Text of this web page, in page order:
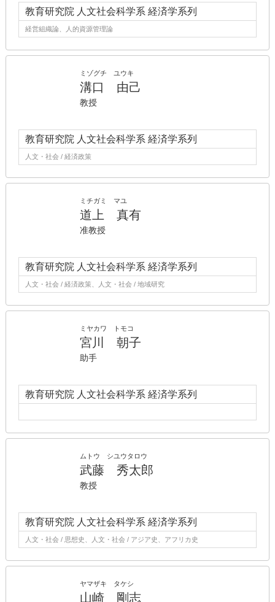
教育研究院 人文社会科学系 経済学系列
経営組織論、人的資源管理論
ミゾグチ ユウキ
溝口 由己
教授
教育研究院 人文社会科学系 経済学系列
人文・社会 / 経済政策
ミチガミ マユ
道上 真有
准教授
教育研究院 人文社会科学系 経済学系列
人文・社会 / 経済政策、人文・社会 / 地域研究
ミヤカワ トモコ
宮川 朝子
助手
教育研究院 人文社会科学系 経済学系列
ムトウ シユウタロウ
武藤 秀太郎
教授
教育研究院 人文社会科学系 経済学系列
人文・社会 / 思想史、人文・社会 / アジア史、アフリカ史
ヤマザキ タケシ
山崎 剛志